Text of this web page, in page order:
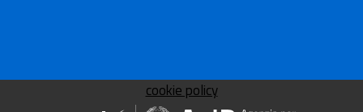
cookie policy